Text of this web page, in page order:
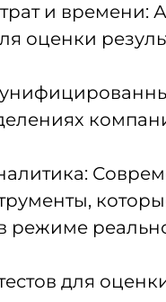
и
оценки
режиме
для